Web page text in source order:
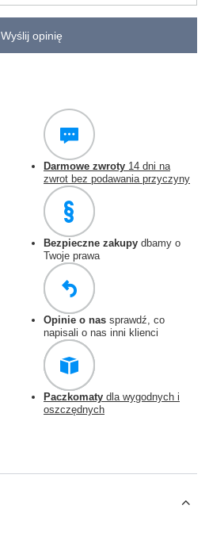
Wyślij opinię
Darmowe zwroty 14 dni na
zwrot bez podawania przyczyny
Bezpieczne zakupy dbamy o
Twoje prawa
Opinie o nas sprawdź, co
napisali o nas inni klienci
Paczkomaty dla wygodnych i
oszczędnych